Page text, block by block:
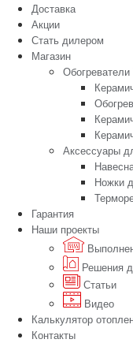
Доставка
Акции
Стать дилером
Магазин
Аксессуары
Ножки
Гарантия
Наши проекты
Решения
Статьи
Видео
Калькулятор
Контакты